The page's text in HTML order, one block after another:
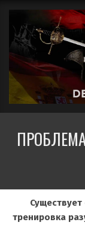
содержимому
тренировка